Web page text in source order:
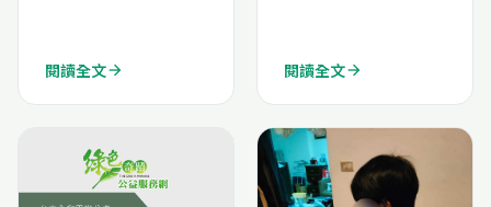
(N202381643837
閱讀全文arrow_forward
(N202612915580)
閱讀全文arrow_forward